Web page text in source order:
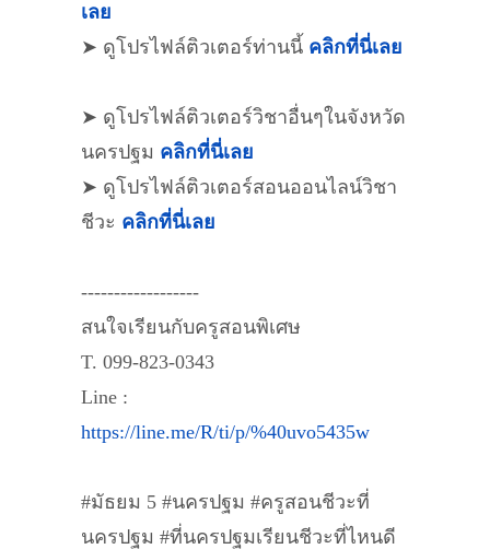
เลย
➤ ดูโปรไฟล์ติวเตอร์ท่านนี้ คลิกที่นี่เลย
➤ ดูโปรไฟล์ติวเตอร์วิชาอื่นๆในจังหวัด
นครปฐม คลิกที่นี่เลย
➤ ดูโปรไฟล์ติวเตอร์สอนออนไลน์วิชา
ชีวะ คลิกที่นี่เลย
------------------
สนใจเรียนกับครูสอนพิเศษ
T. 099-823-0343
Line :
https://line.me/R/ti/p/%40uvo5435w
#มัธยม 5 #นครปฐม #ครูสอนชีวะที่
นครปฐม #ที่นครปฐมเรียนชีวะที่ไหนดี